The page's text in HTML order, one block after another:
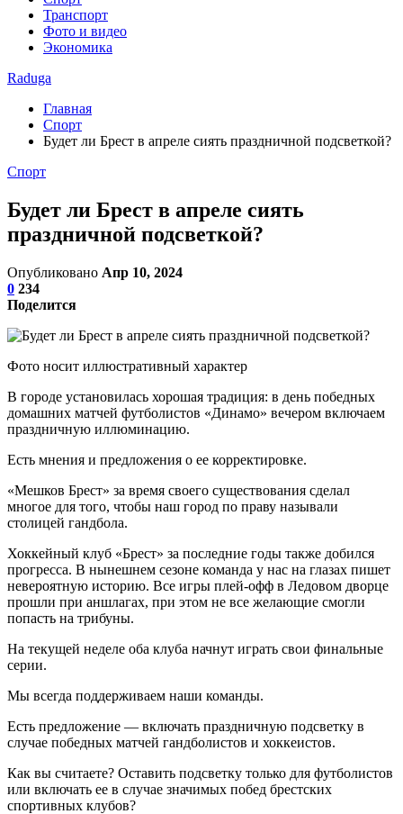
Транспорт
Фото и видео
Экономика
Raduga
Главная
Спорт
Будет ли Брест в апреле сиять праздничной подсветкой?
Спорт
Будет ли Брест в апреле сиять
праздничной подсветкой?
Опубликовано Апр 10, 2024
0 234
Поделится
Фото носит иллюстративный характер
В городе установилась хорошая традиция: в день победных
домашних матчей футболистов «Динамо» вечером включаем
праздничную иллюминацию.
Есть мнения и предложения о ее корректировке.
«Мешков Брест» за время своего существования сделал
многое для того, чтобы наш город по праву называли
столицей гандбола.
Хоккейный клуб «Брест» за последние годы также добился
прогресса. В нынешнем сезоне команда у нас на глазах пишет
невероятную историю. Все игры плей-офф в Ледовом дворце
прошли при аншлагах, при этом не все желающие смогли
попасть на трибуны.
На текущей неделе оба клуба начнут играть свои финальные
серии.
Мы всегда поддерживаем наши команды.
Есть предложение — включать праздничную подсветку в
случае победных матчей гандболистов и хоккеистов.
Как вы считаете? Оставить подсветку только для футболистов
или включать ее в случае значимых побед брестских
спортивных клубов?